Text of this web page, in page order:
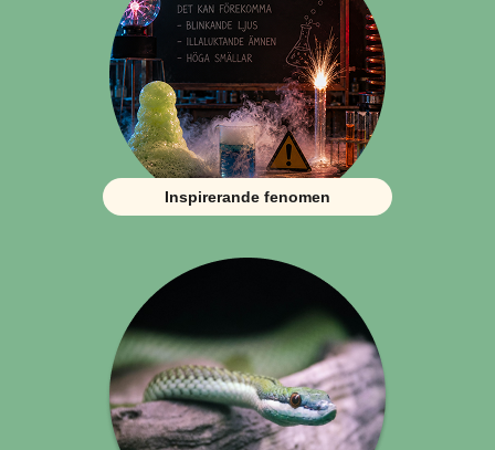
Inspirerande fenomen